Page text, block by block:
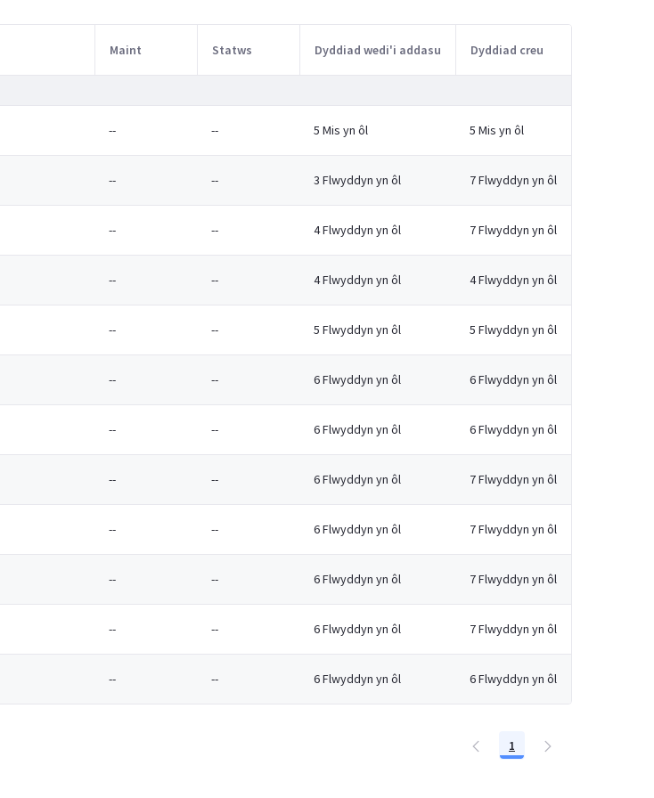
Maint Statws Dyddiad wedi'i addasu Dyddiad creu
-- -- 5 Mis yn ôl 5 Mis yn ôl
-- -- 3 Flwyddyn yn ôl 7 Flwyddyn yn ôl
-- -- 4 Flwyddyn yn ôl 7 Flwyddyn yn ôl
-- -- 4 Flwyddyn yn ôl 4 Flwyddyn yn ôl
-- -- 5 Flwyddyn yn ôl 5 Flwyddyn yn ôl
-- -- 6 Flwyddyn yn ôl 6 Flwyddyn yn ôl
-- -- 6 Flwyddyn yn ôl 6 Flwyddyn yn ôl
-- -- 6 Flwyddyn yn ôl 7 Flwyddyn yn ôl
-- -- 6 Flwyddyn yn ôl 7 Flwyddyn yn ôl
-- -- 6 Flwyddyn yn ôl 7 Flwyddyn yn ôl
-- -- 6 Flwyddyn yn ôl 7 Flwyddyn yn ôl
-- -- 6 Flwyddyn yn ôl 6 Flwyddyn yn ôl
Tudalen
1